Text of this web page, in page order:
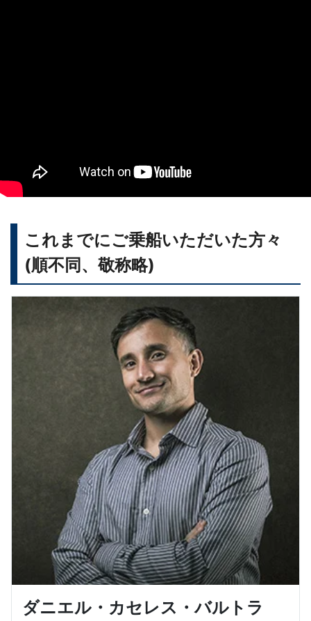
これまでにご乗船いただいた方々
(順不同、敬称略)
ダニエル・カセレス・バルトラ